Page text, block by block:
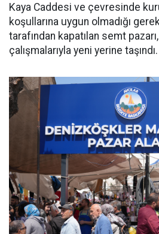
Kaya Caddesi ve çevresinde
koşullarına uygun olmadığı
tarafından kapatılan semt
çalışmalarıyla yeni yerine taşındı.